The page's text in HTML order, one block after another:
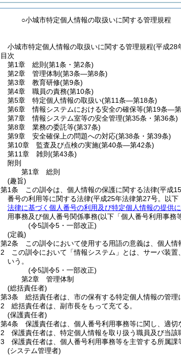
○小城市特定個人情報の取扱いに関する管理規程
小城市特定個人情報の取扱いに関する管理規程(平成28
目次
第1章
総則 (第1条・第2条)
第2章
管理体制(第3条―第8条)
第3章
教育研修(第9条)
第4章
職員の責務(第10条)
第5章
特定個人情報の取扱い(第11条―第18条)
第6章
情報システムにおける安全の確保等(第19条―
第7章
情報システム室等の安全管理(第35条・第36条)
第8章
業務の委託等(第37条)
第9章
安全確保上の問題への対応(第38条・第39条)
第10章
監査及び点検の実施(第40条―第42条)
第11章
雑則 (第43条)
附則
第1章
総則
(趣旨)
第1条
この訓令は、個人情報の保護に関する法律(平成
番号の利用等に関する法律(平成25年法律第27号。以下
法律に基づく個人番号の利用及び特定個人情報の提供
用事務及び個人番号関係事務(以下「個人番号利用事務
(令5訓令5・一部改正)
(定義)
第2条
この訓令において使用する用語の意義は、個人
2
この訓令において「情報システム」とは、サーバ装
いう。
(令5訓令5・一部改正)
第2章
管理体制
(総括責任者)
第3条
総括責任者は、市の保有する特定個人情報の管理
2
総括責任者は、副市長をもって充てる。
(保護責任者)
第4条
保護責任者は、個人番号利用事務等に関し、適切
2
保護責任者は、特定個人情報を取り扱う職員及び当
3
保護責任者は、個人番号利用事務等を主管する所属課
(システム管理者)